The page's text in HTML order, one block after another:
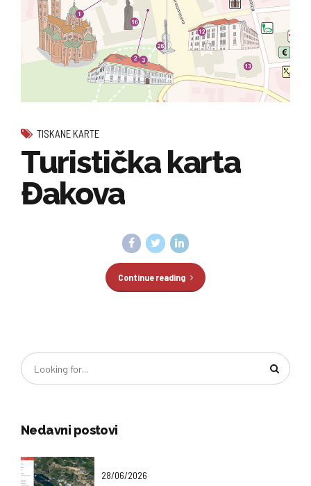
TISKANE KARTE
Turistička karta
Đakova
Continue reading
Nedavni postovi
28/06/2026